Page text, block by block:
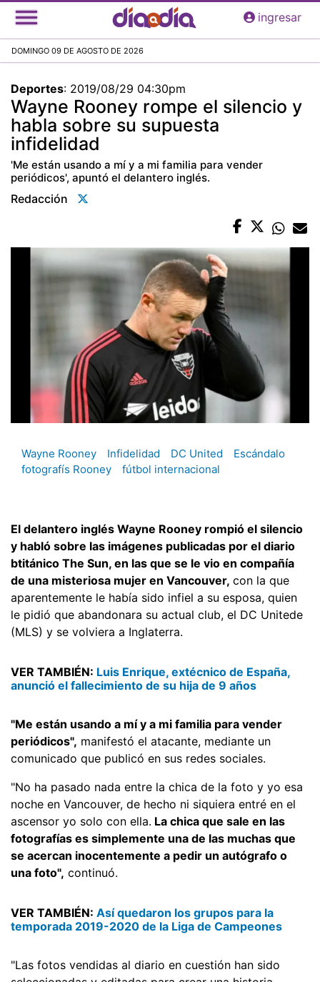
Pasar
al
principal
ingresar
DOMINGO 09 DE AGOSTO DE 2026
Deportes: 2019/08/29 04:30pm
Wayne Rooney rompe el silencio y
habla sobre su supuesta
infidelidad
'Me están usando a mí y a mi familia para vender
periódicos', apuntó el delantero inglés.
Redacción
Wayne Rooney Infidelidad DC United
Escándalo
fotografís Rooney
fútbol internacional
El delantero inglés Wayne Rooney rompió el silencio
y habló sobre las imágenes publicadas por el diario
btitánico The Sun, en las que se le vio en compañía
de una misteriosa mujer en Vancouver, con la que
aparentemente le había sido infiel a su esposa, quien
le pidió que abandonara su actual club, el DC Unitede
(MLS) y se volviera a Inglaterra.
VER TAMBIÉN: Luis Enrique, extécnico de España,
anunció el fallecimiento de su hija de 9 años
"Me están usando a mí y a mi familia para vender
periódicos", manifestó el atacante, mediante un
comunicado que publicó en sus redes sociales.
"No ha pasado nada entre la chica de la foto y yo esa
noche en Vancouver, de hecho ni siquiera entré en el
ascensor yo solo con ella. La chica que sale en las
fotografías es simplemente una de las muchas que
se acercan inocentemente a pedir un autógrafo o
una foto", continuó.
VER TAMBIÉN: Así quedaron los grupos para la
temporada 2019-2020 de la Liga de Campeones
"Las fotos vendidas al diario en cuestión han sido